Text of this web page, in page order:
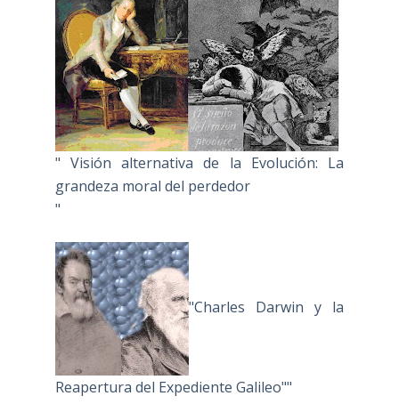
" Visión alternativa de la Evolución: La
grandeza moral del perdedor
"
"Charles Darwin y la
Reapertura del Expediente Galileo""